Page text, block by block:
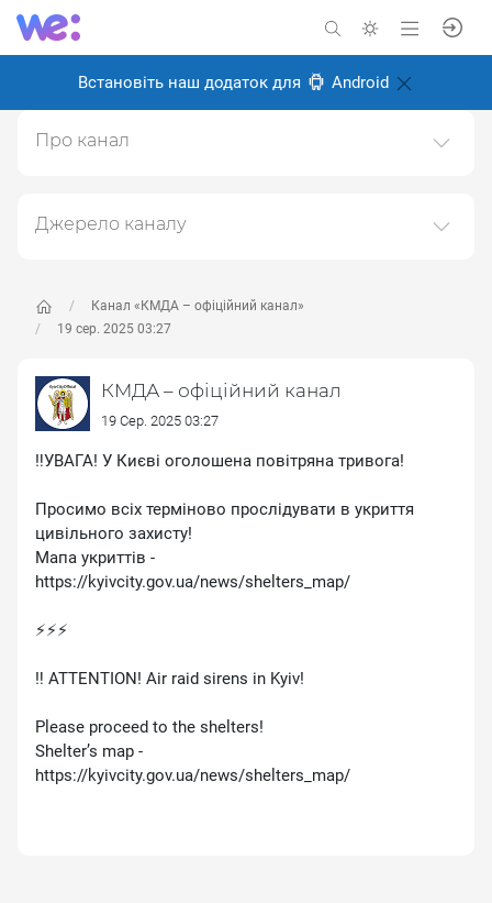
Встановіть наш додаток для Android
Канал «КМДА – офіційний канал»
19 сер. 2025 03:27
КМДА – офіційний канал
19 Сер. 2025 03:27
‼️УВАГА! У Києві оголошена повітряна тривога!
Просимо всіх терміново прослідувати в укриття
цивільного захисту!
Мапа укриттів -
https://kyivcity.gov.ua/news/shelters_map/
⚡️⚡️⚡️
‼️ ATTENTION! Air raid sirens in Kyiv!
Please proceed to the shelters!
Shelter’s map -
https://kyivcity.gov.ua/news/shelters_map/
Про канал
Створено: 6 листопада 2024
Джерело каналу
метою його популяризації та збільшення аудиторії
його підписників.
отримання повної інформації про Автора, чи
предмет допису.